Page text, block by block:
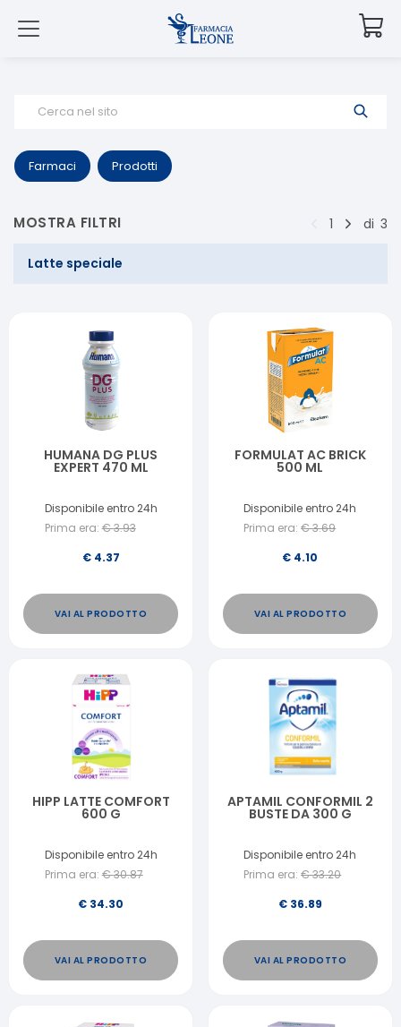
Cerca nel sito
Farmaci Prodotti
MOSTRA FILTRI 1 di 3
Latte speciale
HUMANA DG PLUS
EXPERT 470 ML
Disponibile entro 24h
Prima era: €3.93
€ 4.37
VAI AL PRODOTTO
FORMULAT AC BRICK
500 ML
Disponibile entro 24h
Prima era: €3.69
€ 4.10
VAI AL PRODOTTO
HIPP LATTE COMFORT
600 G
Disponibile entro 24h
Prima era: €30.87
€ 34.30
VAI AL PRODOTTO
APTAMIL CONFORMIL 2
BUSTE DA 300 G
Disponibile entro 24h
Prima era: €33.20
€ 36.89
VAI AL PRODOTTO